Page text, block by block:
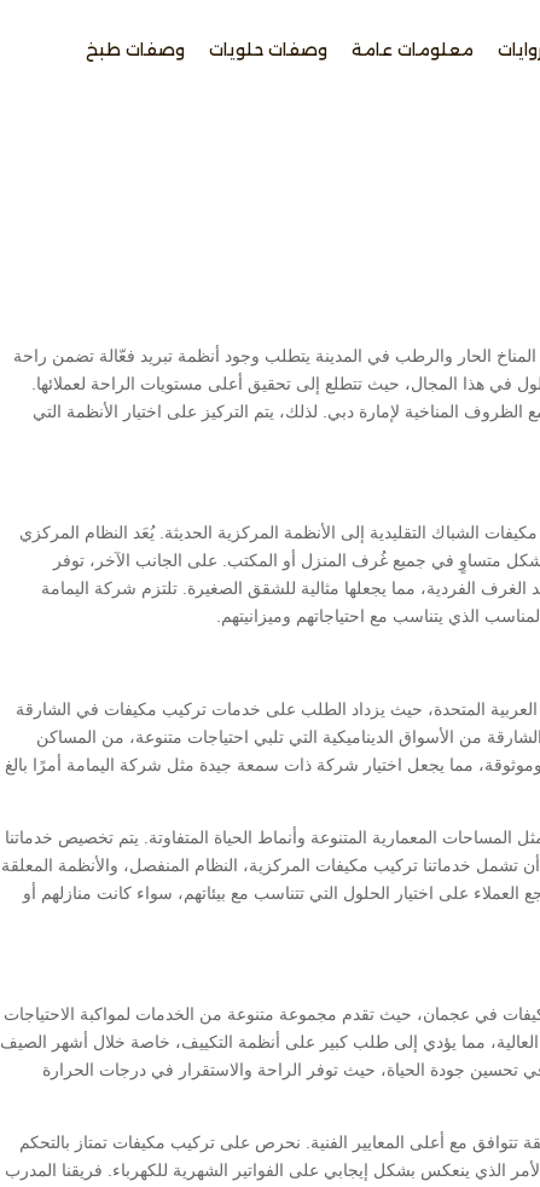
معلومات عامة وصفات حلويات وصفات طبخ
الحار والرطب في المدينة يتطلب وجود أنظمة تبريد فعّالة تضمن راحة
في هذا المجال، حيث تتطلع إلى تحقيق أعلى مستويات الراحة لعملائها.
المناخية لإمارة دبي. لذلك، يتم التركيز على اختيار الأنظمة التي
الشباك التقليدية إلى الأنظمة المركزية الحديثة. يُعَد النظام المركزي
بشكل متساوٍ في جميع غُرف المنزل أو المكتب. على الجانب الآخر، توفر
الفردية، مما يجعلها مثالية للشقق الصغيرة. تلتزم شركة اليمامة
الذي يتناسب مع احتياجاتهم وميزانيتهم.
المتحدة، حيث يزداد الطلب على خدمات تركيب مكيفات في الشارقة
من الأسواق الديناميكية التي تلبي احتياجات متنوعة، من المساكن
مما يجعل اختيار شركة ذات سمعة جيدة مثل شركة اليمامة أمرًا بالغ
المساحات المعمارية المتنوعة وأنماط الحياة المتفاوتة. يتم تخصيص خدماتنا
خدماتنا تركيب مكيفات المركزية، النظام المنفصل، والأنظمة المعلقة
على اختيار الحلول التي تتناسب مع بيئاتهم، سواء كانت منازلهم أو
في عجمان، حيث تقدم مجموعة متنوعة من الخدمات لمواكبة الاحتياجات
العالية، مما يؤدي إلى طلب كبير على أنظمة التكييف، خاصة خلال أشهر الصيف
تحسين جودة الحياة، حيث توفر الراحة والاستقرار في درجات الحرارة
تتوافق مع أعلى المعايير الفنية. نحرص على تركيب مكيفات تمتاز بالتحكم
الذي ينعكس بشكل إيجابي على الفواتير الشهرية للكهرباء. فريقنا المدرب